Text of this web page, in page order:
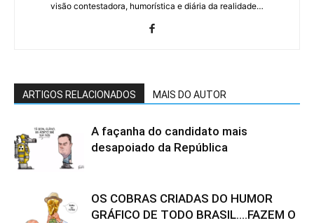
visão contestadora, humorística e diária da realidade…
ARTIGOS RELACIONADOS MAIS DO AUTOR
A façanha do candidato mais
desapoiado da República
OS COBRAS CRIADAS DO HUMOR
GRÁFICO DE TODO BRASIL….FAZEM O